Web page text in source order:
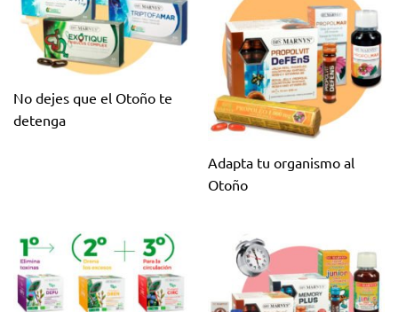
No dejes que el Otoño te
detenga
Adapta tu organismo al
Otoño